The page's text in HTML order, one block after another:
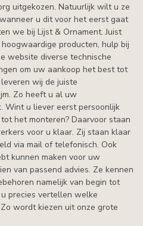
uitgekozen. Natuurlijk wilt u ze
u dit voor het eerst gaat
we bij Lijst & Ornament. Juist
producten, hulp bij
website diverse technische
om uw aankoop het best tot
wij de juiste
Zo heeft u al uw
Wint u liever eerst persoonlijk
het monteren? Daarvoor staan
voor u klaar. Zij staan klaar
via mail of telefonisch. Ook
kunnen maken voor uw
van passend advies. Ze kennen
namelijk van begin tot
precies vertellen welke
wordt kiezen uit onze grote